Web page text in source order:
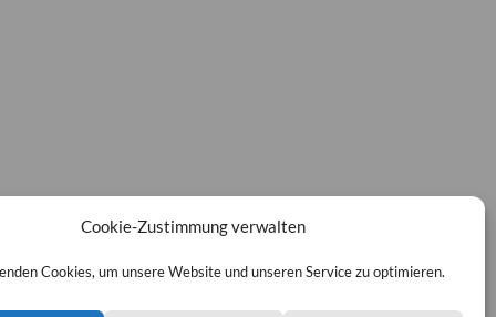
Cookie-Zustimmung verwalten
Cookies, um unsere Website und unseren Service zu optimieren.